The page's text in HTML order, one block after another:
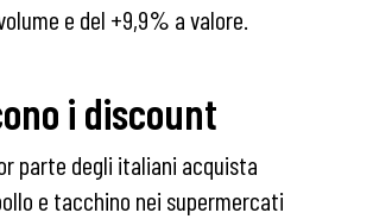
e del +9,9% a valore.
i discount
parte degli italiani acquista
e tacchino nei supermercati